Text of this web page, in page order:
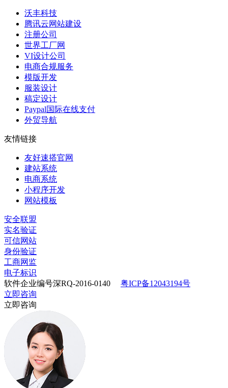
沃丰科技
腾讯云网站建设
注册公司
世界工厂网
VI设计公司
电商合规服务
模版开发
服装设计
稿定设计
Paypal国际在线支付
外贸导航
友情链接
友好速搭官网
建站系统
电商系统
小程序开发
网站模板
安全联盟
实名验证
可信网站
身份验证
工商网监
电子标识
软件企业编号深RQ-2016-0140
粤ICP备12043194号
立即咨询
立即咨询